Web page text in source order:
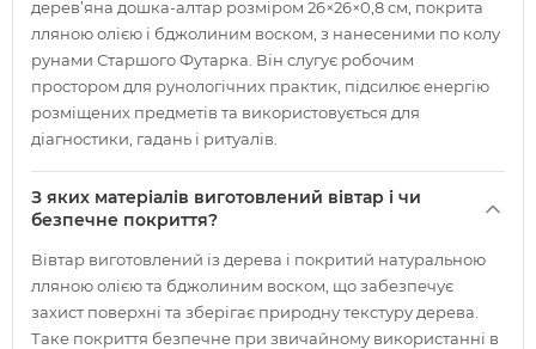
дерев’яна дошка-алтар розміром 26×26×0,8 см, покрита
лляною олією і бджолиним воском, з нанесеними по колу
рунами Старшого Футарка. Він слугує робочим
простором для рунологічних практик, підсилює енергію
розміщених предметів та використовується для
діагностики, гадань і ритуалів.
З яких матеріалів виготовлений вівтар і чи
безпечне покриття?
Вівтар виготовлений із дерева і покритий натуральною
лляною олією та бджолиним воском, що забезпечує
захист поверхні та зберігає природну текстуру дерева.
Таке покриття безпечне при звичайному використанні в